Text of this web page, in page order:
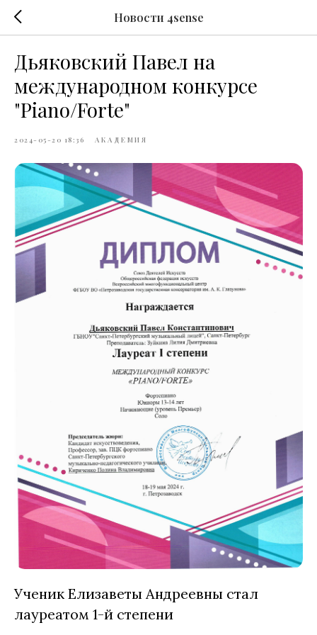
Новости 4sense
Дьяковский Павел на
международном конкурсе
"Piano/Forte"
2024-05-20 18:36 АКАДЕМИЯ
Ученик Елизаветы Андреевны стал
лауреатом 1-й степени